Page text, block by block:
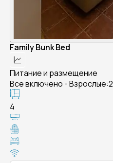
Family Bunk Bed
Питание и размещение
Все включено - Взрослые:2
4